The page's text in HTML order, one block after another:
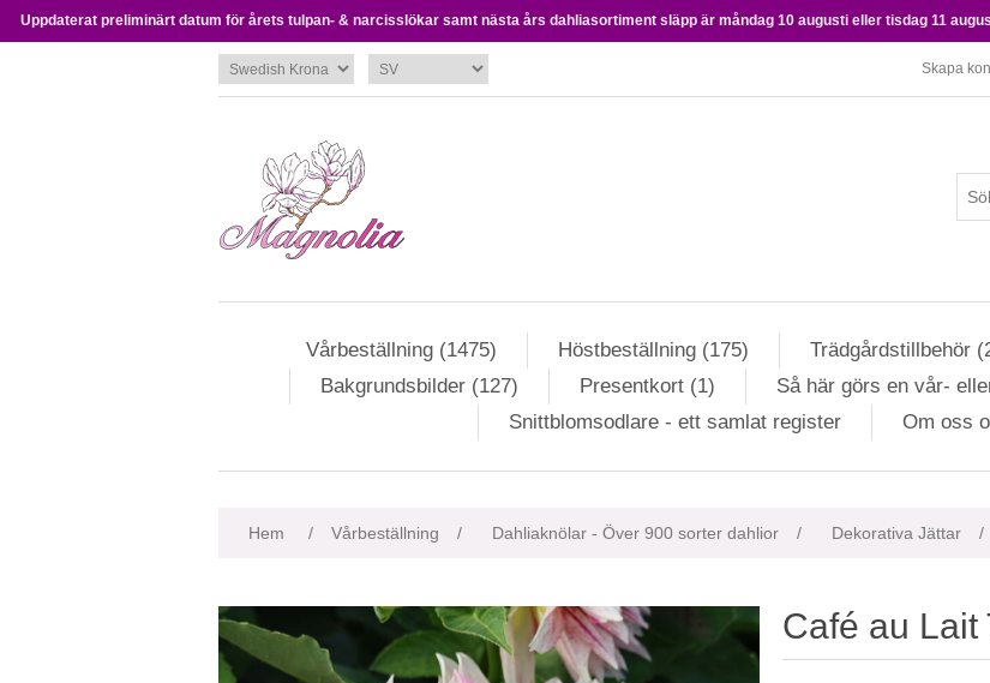
Uppdaterat preliminärt datum för årets tulpan- & narcisslökar samt nästa års dahliasortiment släpp är måndag 10 augusti eller tisdag 11
Skapa
Vårbeställning (1475) Höstbeställning (175) Trädgårdstillbehör
Bakgrundsbilder (127)
Presentkort (1) Så här görs en vår-
Snittblomsodlare - ett samlat register
Om oss
Hem / Vårbeställning / Dahliaknölar - Över 900 sorter dahlior / Dekorativa Jättar /
Café au Lait